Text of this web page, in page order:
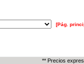
[Pág.
** Precios